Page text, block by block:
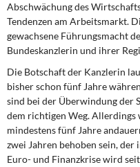
Abschwächung des
Tendenzen am Arbeitsmarkt.
gewachsene Führungsmacht
Bundeskanzlerin und ihrer
Die Botschaft der Kanzlerin
bisher schon fünf Jahre
sind bei der Überwindung der
dem richtigen Weg.
mindestens fünf Jahre
zwei Jahren behoben sein,
Euro- und Finanzkrise wird